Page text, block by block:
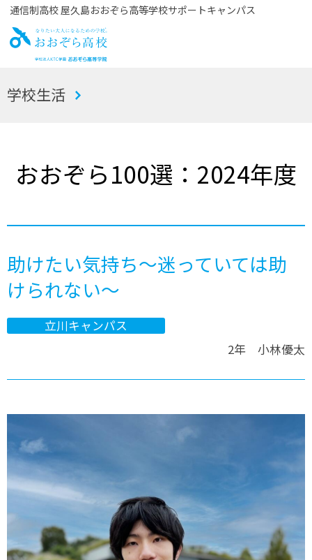
通信制高校 屋久島おおぞら高等学校サポートキャンパス
お
学校生活
おおぞら100選：2024年度
助けたい気持ち〜迷っていては助
けられない〜
立川キャンパス
2年 小林優太